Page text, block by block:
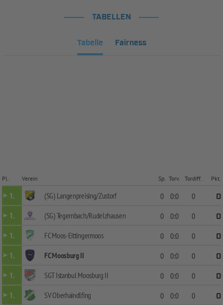
TABELLEN
Tabelle Fairness
Pl. Verein Sp. Torv. Tordiff. Pkt.
1. (SG) Langenpreising/Zustorf 0 0:0 0
0
1.
(SG) Tegernbach/Rudelzhausen 0 0:0 0
0
1.
FC Moos-Eittingermoos 0 0:0 0
0
1.
FC Moosburg II 0 0:0 0
0
1.
SGT Istanbul Moosburg II 0 0:0 0
0
1.
SV Oberhaindlfing 0 0:0 0
0